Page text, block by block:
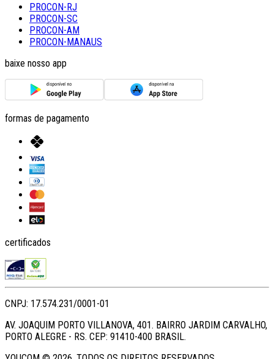
PROCON-RJ
PROCON-SC
PROCON-AM
PROCON-MANAUS
baixe nosso app
formas de pagamento
certificados
CNPJ: 17.574.231/0001-01
AV. JOAQUIM PORTO VILLANOVA, 401. BAIRRO JARDIM CARVALHO,
PORTO ALEGRE - RS. CEP: 91410-400 BRASIL.